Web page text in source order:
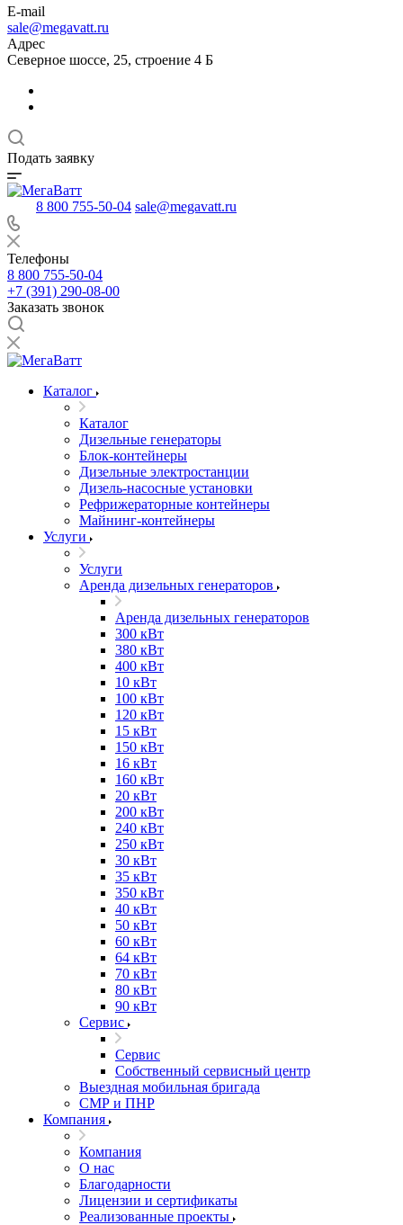
E-mail
sale@megavatt.ru
Адрес
Северное шоссе, 25, строение 4 Б
Подать заявку
8 800 755-50-04 sale@megavatt.ru
Телефоны
8 800 755-50-04
+7 (391) 290-08-00
Заказать звонок
Каталог
Каталог
Дизельные генераторы
Блок-контейнеры
Дизельные электростанции
Дизель-насосные установки
Рефрижераторные контейнеры
Майнинг-контейнеры
Услуги
Услуги
Аренда дизельных генераторов
Аренда дизельных генераторов
300 кВт
380 кВт
400 кВт
10 кВт
100 кВт
120 кВт
15 кВт
150 кВт
16 кВт
160 кВт
20 кВт
200 кВт
240 кВт
250 кВт
30 кВт
35 кВт
350 кВт
40 кВт
50 кВт
60 кВт
64 кВт
70 кВт
80 кВт
90 кВт
Сервис
Сервис
Собственный сервисный центр
Выездная мобильная бригада
СМР и ПНР
Компания
Компания
О нас
Благодарности
Лицензии и сертификаты
Реализованные проекты